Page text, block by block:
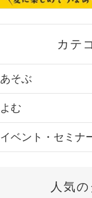
カテ
あそぶ
よむ
イベント・セミナ
人気の